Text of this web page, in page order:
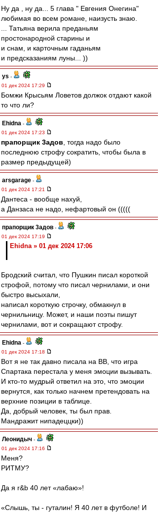
Ну да , ну да... 5 глава " Евгения Онегина"
любимая во всем романе, наизусть знаю.
... Татьяна верила преданьям
простонародной старины и
и снам, и карточным гаданьям
и предсказаниям луны... ))
ys -
01 дек 2024 17:29
Бомжи Крысьям Ловетов должок отдают какой
то что ли?
Ehidna -
01 дек 2024 17:23
прапорщик 3адoв , тогда надо было
последнюю строфу сократить, чтобы была в
размер предыдущей)
arsgarage -
01 дек 2024 17:21
Дантеса - вообще нахуй,
а Данзаса не надо, нефартовый он (((((
прапорщик 3адoв -
01 дек 2024 17:19
Ehidna » 01 дек 2024 17:06
Бродский считал, что Пушкин писал короткой
строфой, потому что писал чернилами, и они
быстро высыхали,
написал короткую строчку, обмакнул в
чернильницу. Может, и наши поэты пишут
чернилами, вот и сокращают строфу.
Ehidna -
01 дек 2024 17:18
Вот я не так давно писала на ВВ, что игра
Спартака перестала у меня эмоции вызывать.
И кто-то мудрый ответил на это, что эмоции
вернутся, как только начнем претендовать на
верхние позиции в таблице.
Да, добрый человек, ты был прав.
Мандражит нипадеццки))
Леонидыч -
01 дек 2024 17:16
Меня?
РИТМУ?
Да я r&b 40 лет «лабаю»!
«Слышь, ты - гуталин! Я 40 лет в футболе! И